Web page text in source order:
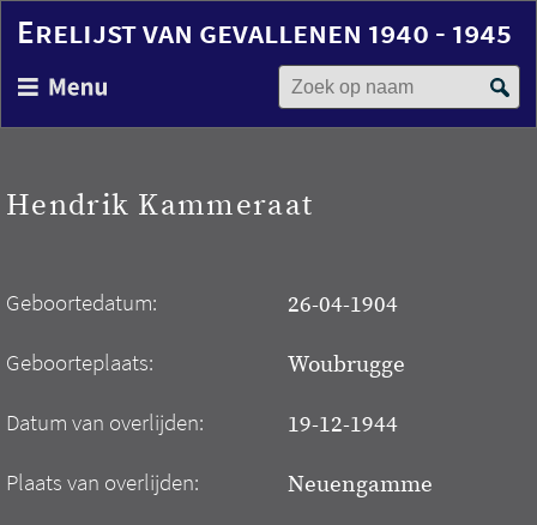
en
gaan
Erelijst van gevallenen 1940 - 1945
Zoek op naam
Hendrik Kammeraat
Geboortedatum: 26-04-1904
Geboorteplaats: Woubrugge
Datum van overlijden: 19-12-1944
Plaats van overlijden: Neuengamme